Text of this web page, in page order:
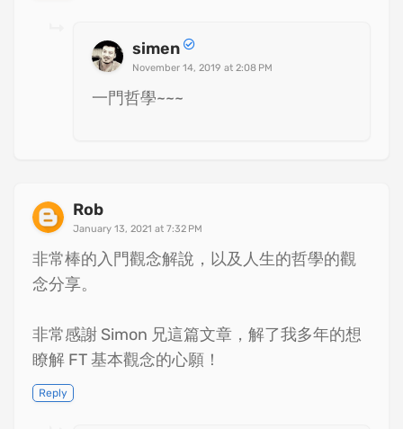
simen
November 14, 2019 at 2:08 PM
一門哲學~~~
Rob
January 13, 2021 at 7:32 PM
非常棒的入門觀念解說，以及人生的哲學的觀
念分享。
非常感謝 Simon 兄這篇文章，解了我多年的想
瞭解 FT 基本觀念的心願！
Reply